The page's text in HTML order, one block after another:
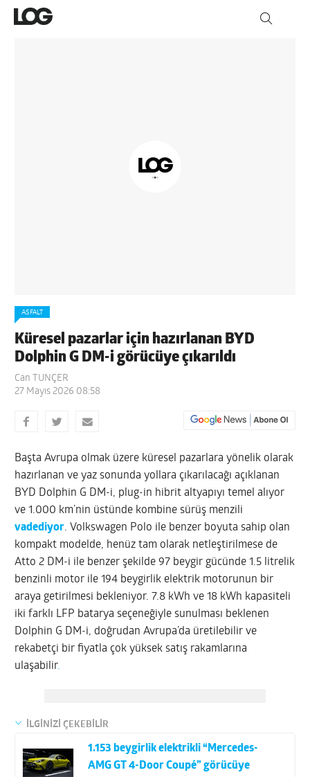
ASFALT
Küresel pazarlar için hazırlanan BYD
Dolphin G DM-i görücüye çıkarıldı
Can TUNÇER
27 Mayıs 2026 08:58
Başta Avrupa olmak üzere küresel pazarlara yönelik olarak
hazırlanan ve yaz sonunda yollara çıkarılacağı açıklanan
BYD Dolphin G DM-i, plug-in hibrit altyapıyı temel alıyor
ve 1.000 km’nin üstünde kombine sürüş menzili
vadediyor. Volkswagen Polo ile benzer boyuta sahip olan
kompakt modelde, henüz tam olarak netleştirilmese de
Atto 2 DM-i ile benzer şekilde 97 beygir gücünde 1.5 litrelik
benzinli motor ile 194 beygirlik elektrik motorunun bir
araya getirilmesi bekleniyor. 7.8 kWh ve 18 kWh kapasiteli
iki farklı LFP batarya seçeneğiyle sunulması beklenen
Dolphin G DM-i, doğrudan Avrupa’da üretilebilir ve
rekabetçi bir fiyatla çok yüksek satış rakamlarına
ulaşabilir.
İLGİNİZİ ÇEKEBİLİR
1.153 beygirlik elektrikli “Mercedes-
AMG GT 4-Door Coupé” görücüye